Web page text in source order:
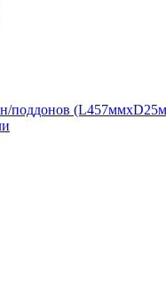
поддонов